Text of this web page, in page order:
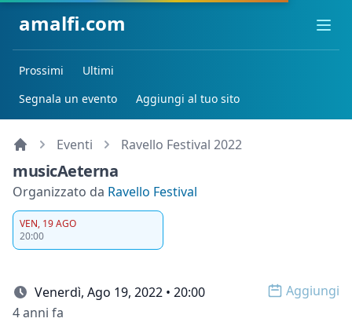
amalfi.com
Prossimi
Ultimi
Segnala un evento
Aggiungi al tuo sito
Eventi Ravello Festival 2022
musicAeterna
Organizzato da Ravello Festival
VEN, 19 AGO
20:00
Venerdì, Ago 19, 2022 • 20:00 Open
Aggiungi
4 anni fa